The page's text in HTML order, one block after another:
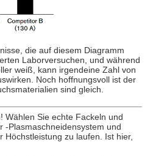
die auf diesem Diagramm
Laborversuchen, und während
weiß, kann irgendeine Zahl von
Noch hoffnungsvoll ist der
sind gleich.
Wählen Sie echte Fackeln und
-Plasmaschneidensystem und
Höchstleistung zu laufen. Ist hier,